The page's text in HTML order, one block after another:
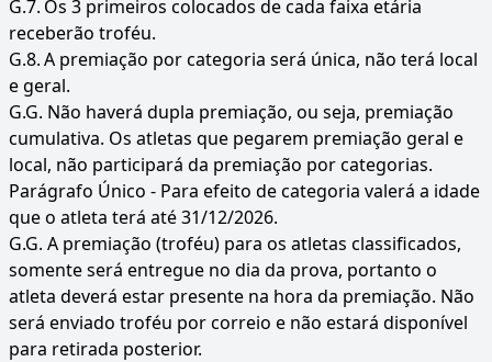
G.7. Os 3 primeiros colocados de cada faixa etária
receberão troféu.
G.8.A premiação por categoria será única, não terá local
e geral.
G.G. Não haverá dupla premiação, ou seja, premiação
cumulativa. Os atletas que pegarem premiação geral e
local, não participará da premiação por categorias.
Parágrafo Único - Para efeito de categoria valerá a idade
que o atleta terá até 31/12/2026.
G.G. A premiação (troféu) para os atletas classificados,
somente será entregue no dia da prova, portanto o
atleta deverá estar presente na hora da premiação. Não
será enviado troféu por correio e não estará disponível
para retirada posterior.